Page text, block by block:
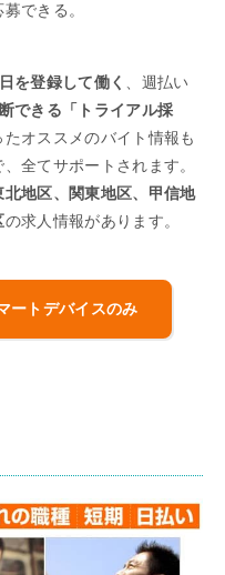
できる。
を登録して働く
、週払い
できる「トライアル採
オススメのバイト情報も
全てサポートされます。
地区、関東地区、甲信地
の求人情報があります。
ートデバイスのみ